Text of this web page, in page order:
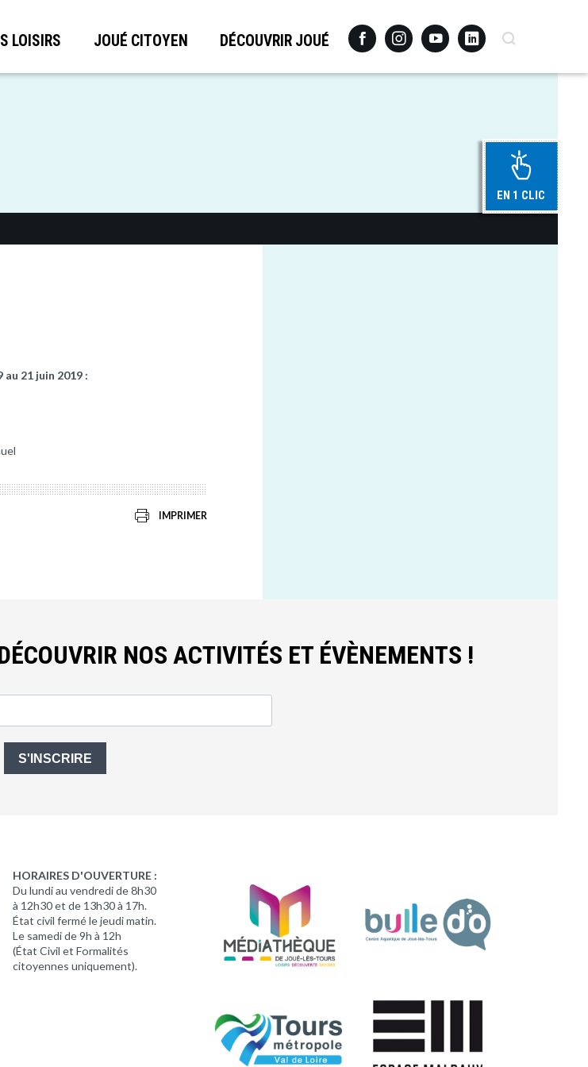
LOISIRS JOUÉ CITOYEN DÉCOUVRIR JOUÉ FacebookInstagramYoutubeLinkedinRecherche
EN 1 CLIC
au 21 juin 2019 :
IMPRIMER
NOS ACTIVITÉS ET ÉVÈNEMENTS !
S'INSCRIRE
HORAIRES D'OUVERTURE :
Du lundi au vendredi de 8h30
à 12h30 et de 13h30 à 17h.
État civil fermé le jeudi matin.
Le samedi de 9h à 12h
(État Civil et Formalités
citoyennes uniquement).